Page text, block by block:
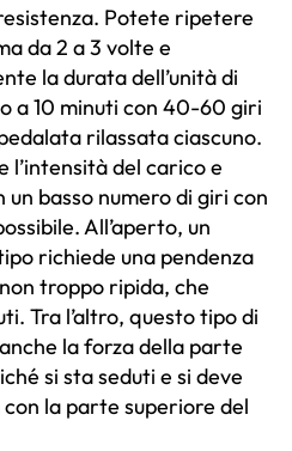
Potete ripetere
da 2 a 3 volte e
la durata dell’unità di
a 10 minuti con 40-60 giri
rilassata ciascuno.
l’intensità del carico e
un basso numero di giri con
All’aperto, un
richiede una pendenza
troppo ripida, che
Tra l’altro, questo tipo di
la forza della parte
si sta seduti e si deve
la parte superiore del